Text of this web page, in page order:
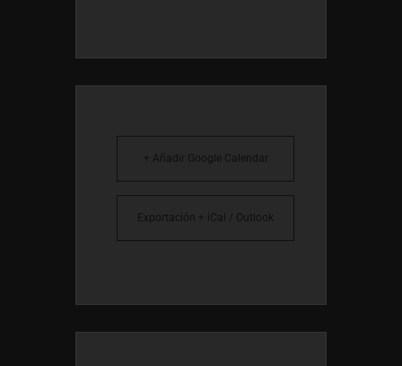
+ Añadir Google Calendar
Exportación + iCal / Outlook